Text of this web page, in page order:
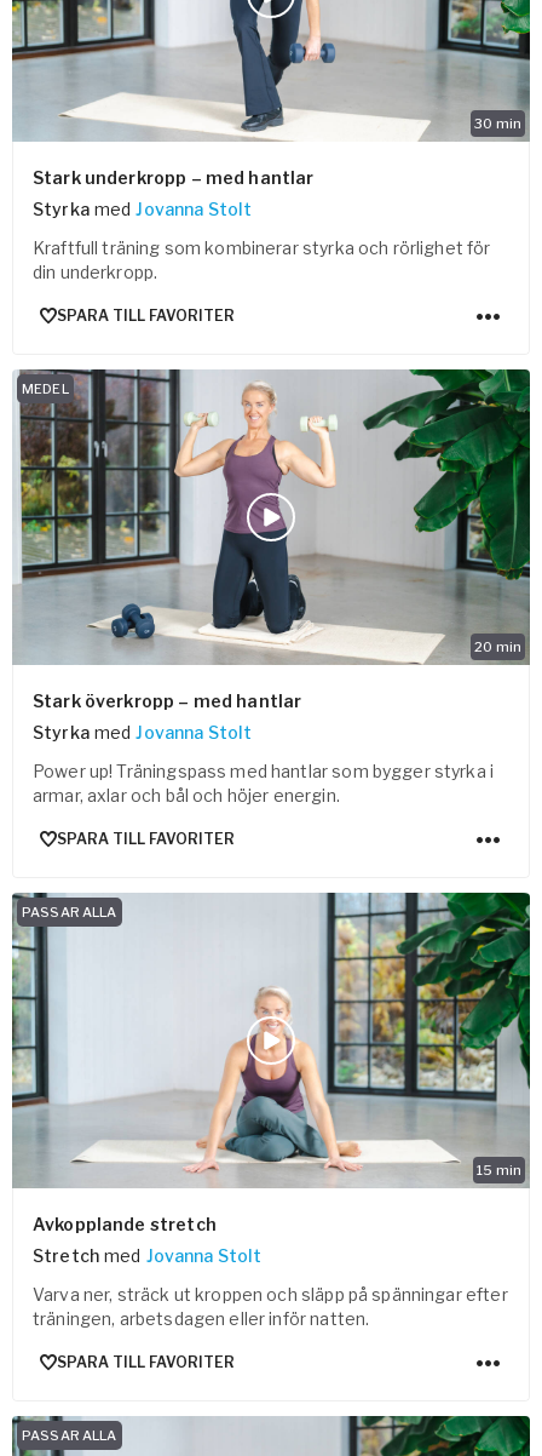
Vården – Yogobe Health & Care
Så stöttar Yogobe patienter, förskrivare och sjukvården
Fysisk aktivitet på recept
Företag
Stöd till arbetsgivare, försäkringsbolag & organisationer
Arbetsgivare
Pausa Smart
30 min
Stark underkropp – med hantlar
Styrka med Jovanna Stolt
Kraftfull träning som kombinerar styrka och rörlighet för
din underkropp.
SPARA TILL FAVORITER
20 min
MEDEL
Stark överkropp – med hantlar
Styrka med Jovanna Stolt
Power up! Träningspass med hantlar som bygger styrka i
armar, axlar och bål och höjer energin.
SPARA TILL FAVORITER
15 min
PASSAR ALLA
Avkopplande stretch
Stretch med Jovanna Stolt
Varva ner, sträck ut kroppen och släpp på spänningar efter
träningen, arbetsdagen eller inför natten.
SPARA TILL FAVORITER
PASSAR ALLA